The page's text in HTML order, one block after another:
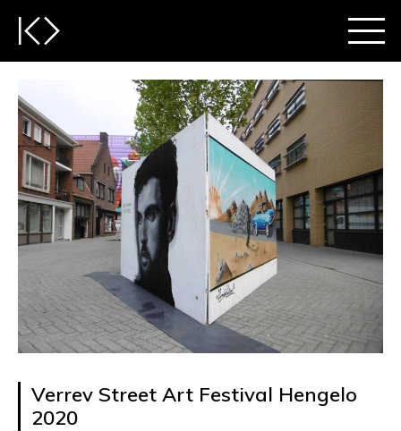
Verrev Street Art Festival Hengelo
2020